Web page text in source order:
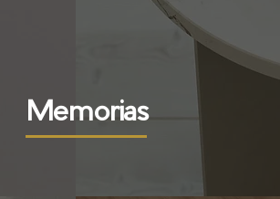
Memorias